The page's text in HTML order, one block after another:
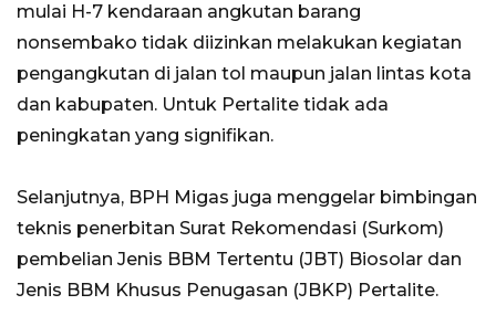
mulai H-7 kendaraan angkutan barang
nonsembako tidak diizinkan melakukan kegiatan
pengangkutan di jalan tol maupun jalan lintas kota
dan kabupaten. Untuk Pertalite tidak ada
peningkatan yang signifikan.
Selanjutnya, BPH Migas juga menggelar bimbingan
teknis penerbitan Surat Rekomendasi (Surkom)
pembelian Jenis BBM Tertentu (JBT) Biosolar dan
Jenis BBM Khusus Penugasan (JBKP) Pertalite.